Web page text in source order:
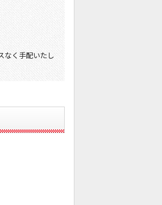
なく手配いたし